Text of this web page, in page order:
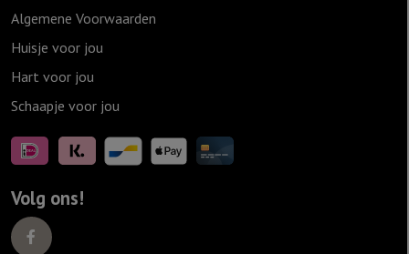
Algemene Voorwaarden
Huisje voor jou
Hart voor jou
Schaapje voor jou
Volg ons!